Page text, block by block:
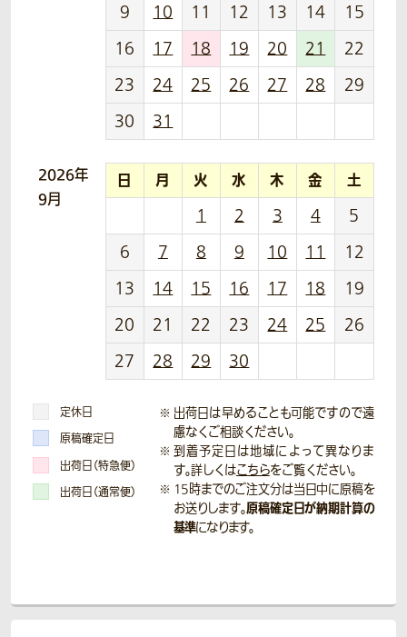
9
10 11 12 13 14
15
16
17 18 19 20 21
22
23
24 25 26 27 28
29
30
31
2026年
9月
日 月 火 水 木 金 土
1 2 3 4
5
6
7 8 9 10 11
12
13
14 15 16 17 18
19
20
21 22 23 24 25
26
27
28 29 30
定休日
原稿確定日
出荷日（特急便）
出荷日（通常便）
出荷日は早めることも可能ですので遠
慮なくご相談ください。
到着予定日は地域によって異なりま
す。詳しくはこちらをご覧ください。
15時までのご注文分は当日中に原稿を
お送りします。原稿確定日が納期計算の
基準になります。